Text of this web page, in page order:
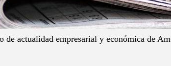
de actualidad empresarial y económica de